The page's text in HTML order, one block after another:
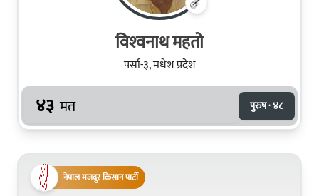
विश्‍वनाथ महतो
पर्सा-३, मधेश प्रदेश
४३ मत पुरुष · ४८
नेपाल मजदुर किसान पार्टी